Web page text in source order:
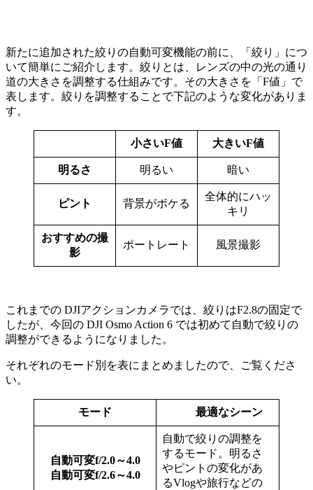
新たに追加された絞りの自動可変機能の前に、「絞り」につ
いて簡単にご紹介します。絞りとは、レンズの中の光の通り
道の大きさを調整する仕組みです。その大きさを「F値」で
表します。絞りを調整することで下記のような変化がありま
す。
小さいF値 大きいF値
明るさ 明るい 暗い
ピント 背景がボケる
全体的にハッ
キリ
おすすめの撮
影
ポートレート 風景撮影
これまでの DJIアクションカメラでは、絞りはF2.8の固定で
したが、今回の DJI Osmo Action 6 では初めて自動で絞りの
調整ができるようになりました。
それぞれのモード別を表にまとめましたので、ご覧くださ
い。
モード 最適なシーン
自動可変f/2.0～4.0
自動可変f/2.6～4.0
自動で絞りの調整を
するモード。明るさ
やピントの変化があ
るVlogや旅行などの